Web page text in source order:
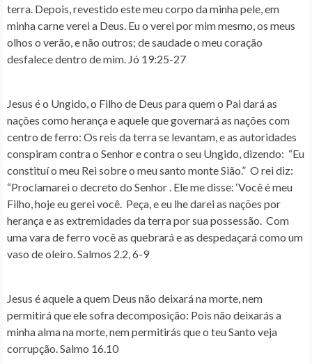
terra. Depois, revestido este meu corpo da minha pele, em
minha carne verei a Deus. Eu o verei por mim mesmo, os meus
olhos o verão, e não outros; de saudade o meu coração
desfalece dentro de mim. Jó 19:25-27
Jesus é o Ungido, o Filho de Deus para quem o Pai dará as
nações como herança e aquele que governará as nações com
centro de ferro: Os reis da terra se levantam, e as autoridades
conspiram contra o Senhor e contra o seu Ungido, dizendo: “Eu
constituí o meu Rei sobre o meu santo monte Sião.” O rei diz:
“Proclamarei o decreto do Senhor . Ele me disse: ‘Você é meu
Filho, hoje eu gerei você. Peça, e eu lhe darei as nações por
herança e as extremidades da terra por sua possessão. Com
uma vara de ferro você as quebrará e as despedaçará como um
vaso de oleiro. Salmos 2.2, 6-9
Jesus é aquele a quem Deus não deixará na morte, nem
permitirá que ele sofra decomposição: Pois não deixarás a
minha alma na morte, nem permitirás que o teu Santo veja
corrupção. Salmo 16.10